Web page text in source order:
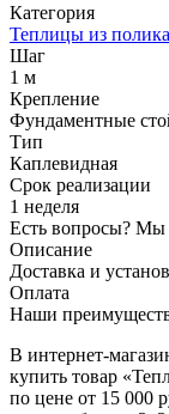
Категория
Теплицы из
Шаг
1 м
Крепление
Фундаментные
Тип
Каплевидная
Срок реализации
1 неделя
Есть вопросы? Мы
Описание
Доставка и
Оплата
Наши
В интернет-
купить товар
по цене от 15 000